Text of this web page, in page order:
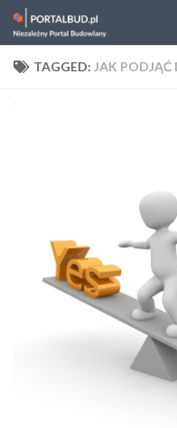
Skip to content
TAGGED: JAK PODJĄĆ